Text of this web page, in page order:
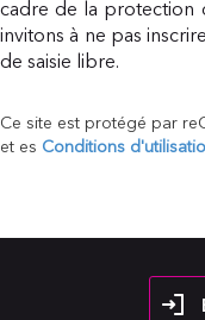
cadre de la protection
invitons à ne pas
de saisie libre.
Ce site est protégé par
et es Conditions